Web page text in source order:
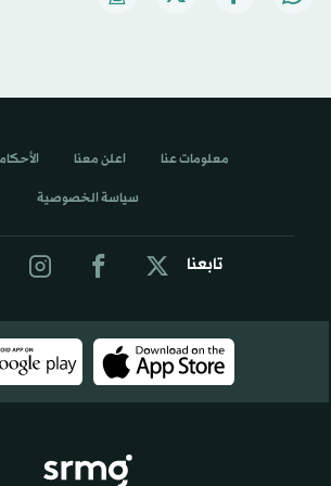
تابعنا
معلومات عنا اعلن معنا
سياسة الخصوصية